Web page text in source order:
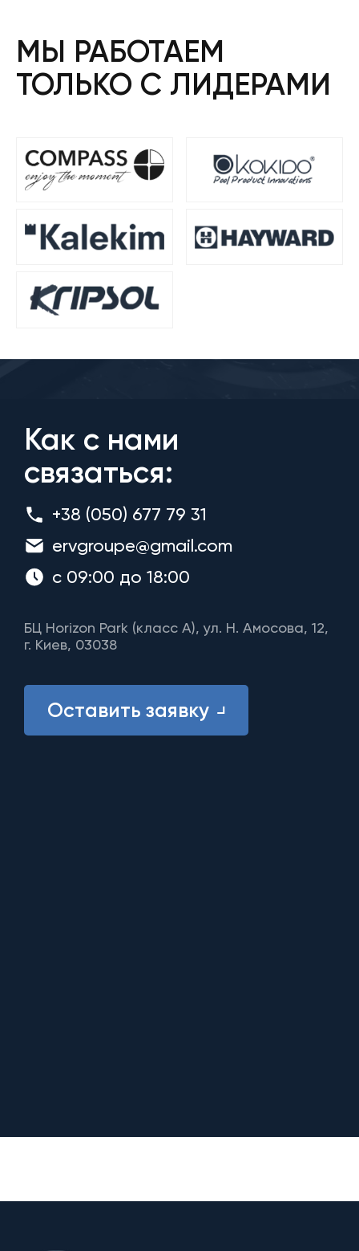
МЫ РАБОТАЕМ
ТОЛЬКО С ЛИДЕРАМИ
Как с нами
связаться:
+38 (050) 677 79 31
ervgroupe@gmail.com
с 09:00 до 18:00
БЦ Horizon Park (класс A), ул. Н. Амосова, 12,
г. Киев, 03038
Оставить заявку